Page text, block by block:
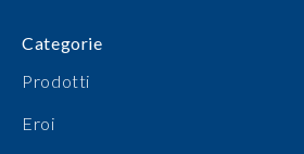
Categorie
Prodotti
Eroi